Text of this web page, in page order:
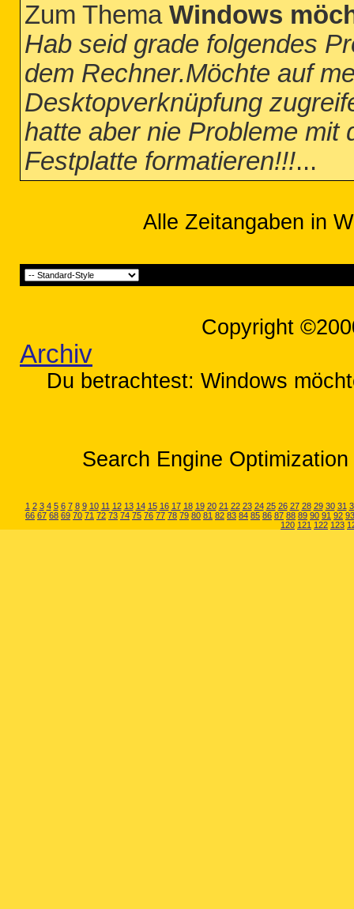
Zum Thema Windows
Hab seid grade folgendes
dem Rechner.Möchte auf
Desktopverknüpfung
hatte aber nie Probleme mit
Festplatte formatieren!!!...
Alle Zeitangaben in
Copyright
Archiv
Du betrachtest: Windows
Search Engine
1 2 3 4 5 6 7 8 9 10 11 12 13 14 15 16 17 18 19 20 21 22 23 24 25 26 27 28 29 30 31
66 67 68 69 70 71 72 73 74 75 76 77 78 79 80 81 82 83 84 85 86 87 88 89 90 91 92 93
120 121 122 123